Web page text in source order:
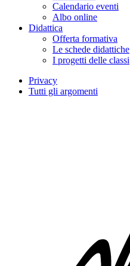
Calendario eventi
Albo online
Didattica
Offerta formativa
Le schede didattiche
I progetti delle classi
Privacy
Tutti gli argomenti